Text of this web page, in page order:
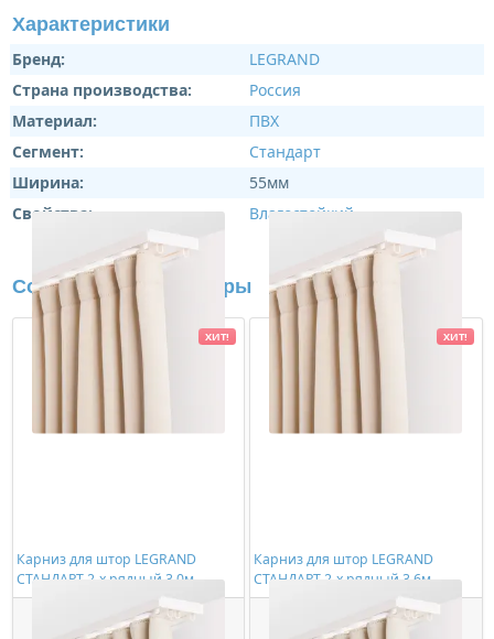
Характеристики
Бренд:
LEGRAND
Страна производства:
Россия
Материал:
ПВХ
Сегмент:
Стандарт
Ширина:
55мм
Свойства:
Влагостойкий
Сопутствующие товары
Карниз для штор LEGRAND
СТАНДАРТ 2-х рядный 3,0м
(цельный)
928,00 ₽/шт
ХИТ!
Карниз для штор LEGRAND
СТАНДАРТ 2-х рядный 3,6м
(цельный)
1114,00 ₽/шт
ХИТ!